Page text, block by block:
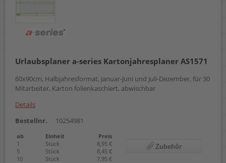
Urlaubsplaner a-series Kartonjahresplaner AS1571
60x90cm, Halbjahresformat, Januar-Juni und Juli-Dezember, für 30
Mitarbeiter, Karton folienkaschiert, abwischbar
Details
Bestellnr.
10254981
ab Einheit
Preis
1
Stück
8,95 €
5
Stück
8,45 €
10
Stück 7,95 €
Zubehör